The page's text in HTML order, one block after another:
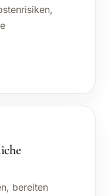
bereiten